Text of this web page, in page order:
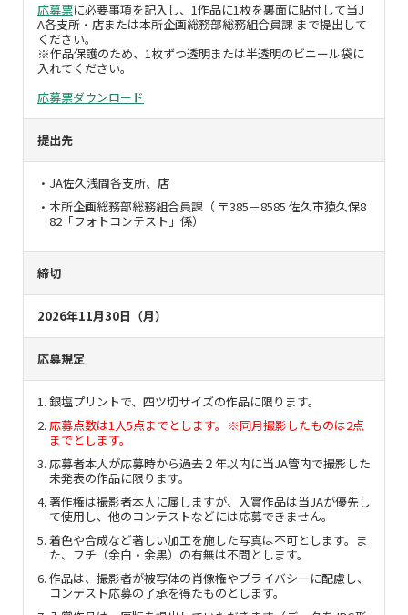
応募票に必要事項を記入し、1作品に1枚を裏面に貼付して当J
A各支所・店または本所企画総務部総務組合員課 まで提出して
ください。
※作品保護のため、1枚ずつ透明または半透明のビニール袋に
入れてください。
応募票ダウンロード
提出先
JA佐久浅間各支所、店
本所企画総務部総務組合員課（ 〒385－8585 佐久市猿久保8
82「フォトコンテスト」係）
締切
2026年11月30日（月）
応募規定
銀塩プリントで、四ツ切サイズの作品に限ります。
応募点数は1人5点までとします。※同月撮影したものは2点
までとします。
応募者本人が応募時から過去２年以内に当JA管内で撮影した
未発表の作品に限ります。
著作権は撮影者本人に属しますが、入賞作品は当JAが優先し
て使用し、他のコンテストなどには応募できません。
着色や合成など著しい加工を施した写真は不可とします。ま
た、フチ（余白・余黒）の有無は不問とします。
作品は、撮影者が被写体の肖像権やプライバシーに配慮し、
コンテスト応募の了承を得たものとします。